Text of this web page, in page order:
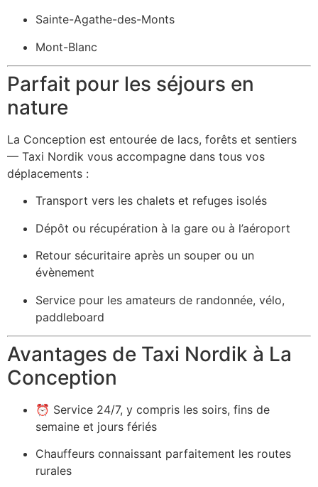
Sainte-Agathe-des-Monts
Mont-Blanc
Parfait pour les séjours en
nature
La Conception est entourée de lacs, forêts et sentiers
— Taxi Nordik vous accompagne dans tous vos
déplacements :
Transport vers les chalets et refuges isolés
Dépôt ou récupération à la gare ou à l’aéroport
Retour sécuritaire après un souper ou un
évènement
Service pour les amateurs de randonnée, vélo,
paddleboard
Avantages de Taxi Nordik à La
Conception
⏰ Service 24/7, y compris les soirs, fins de
semaine et jours fériés
Chauffeurs connaissant parfaitement les routes
rurales